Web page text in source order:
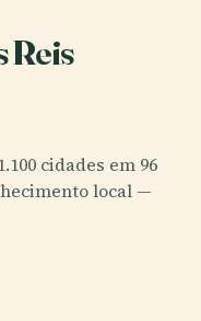
Reis
cidades em 96
local —